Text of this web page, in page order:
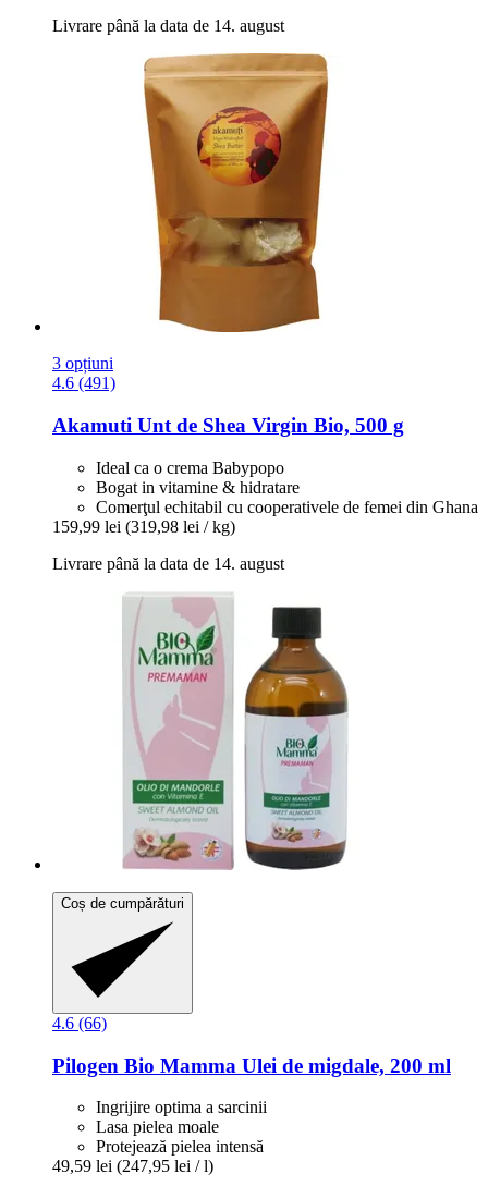
Livrare până la data de 14. august
3 opțiuni
4.6 (491)
Akamuti Unt de Shea Virgin Bio, 500 g
Ideal ca o crema Babypopo
Bogat in vitamine & hidratare
Comerţul echitabil cu cooperativele de femei din Ghana
159,99 lei (319,98 lei / kg)
Livrare până la data de 14. august
Coș de cumpărături
4.6 (66)
Pilogen Bio Mamma Ulei de migdale, 200 ml
Ingrijire optima a sarcinii
Lasa pielea moale
Protejează pielea intensă
49,59 lei (247,95 lei / l)